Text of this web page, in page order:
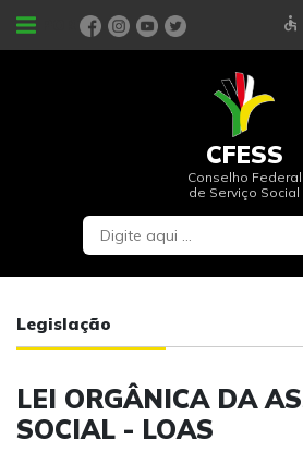
PORTAIS accessible
CFESS
Conselho Federal
de Serviço Social
Legislação
LEI ORGÂNICA DA
SOCIAL - LOAS